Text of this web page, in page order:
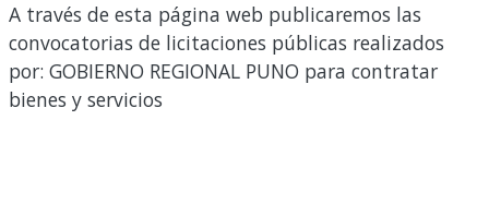
A través de esta página web publicaremos las
convocatorias de licitaciones públicas realizados
por: GOBIERNO REGIONAL PUNO para contratar
bienes y servicios